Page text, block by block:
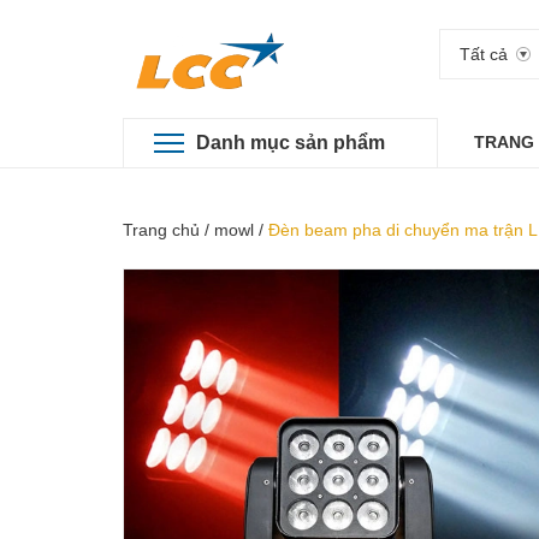
Tất cả
Danh mục sản phẩm TRANG
Trang chủ / mowl / Đèn beam pha di chuyển ma trận